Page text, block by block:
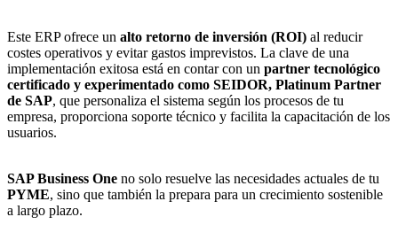
Este ERP ofrece un alto retorno de inversión (ROI) al reducir
costes operativos y evitar gastos imprevistos. La clave de una
implementación exitosa está en contar con un partner tecnológico
certificado y experimentado como SEIDOR, Platinum Partner
de SAP, que personaliza el sistema según los procesos de tu
empresa, proporciona soporte técnico y facilita la capacitación de los
usuarios.
SAP Business One no solo resuelve las necesidades actuales de tu
PYME, sino que también la prepara para un crecimiento sostenible
a largo plazo.